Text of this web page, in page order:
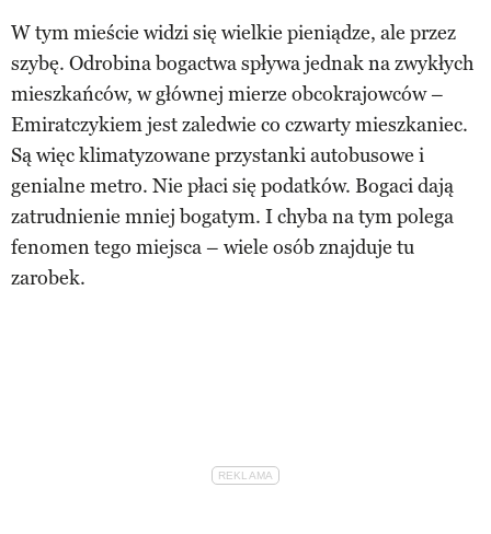
W tym mieście widzi się wielkie pieniądze, ale przez
szybę. Odrobina bogactwa spływa jednak na zwykłych
mieszkańców, w głównej mierze obcokrajowców –
Emiratczykiem jest zaledwie co czwarty mieszkaniec.
Są więc klimatyzowane przystanki autobusowe i
genialne metro. Nie płaci się podatków. Bogaci dają
zatrudnienie mniej bogatym. I chyba na tym polega
fenomen tego miejsca – wiele osób znajduje tu
zarobek.